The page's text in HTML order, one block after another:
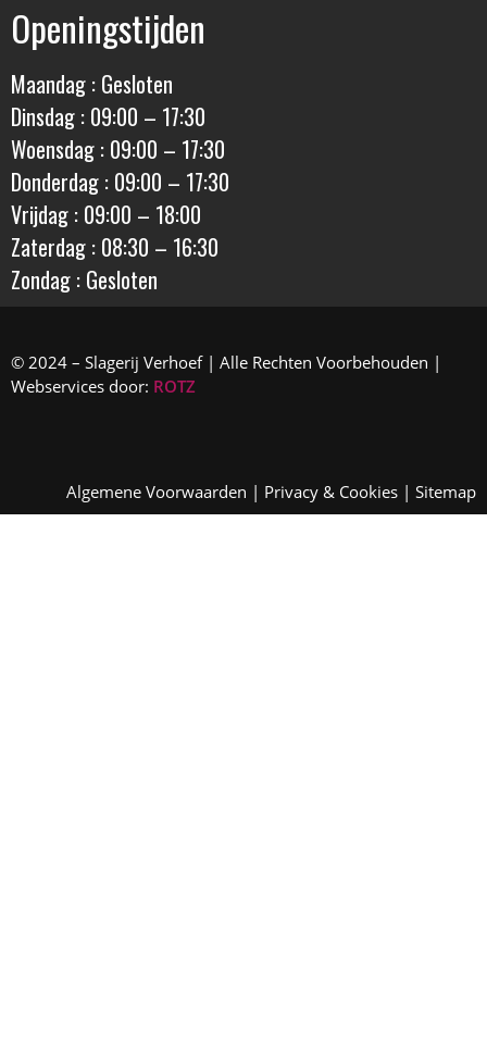
Openingstijden
Maandag : Gesloten
Dinsdag : 09:00 – 17:30
Woensdag : 09:00 – 17:30
Donderdag : 09:00 – 17:30
Vrijdag : 09:00 – 18:00
Zaterdag : 08:30 – 16:30
Zondag : Gesloten
© 2024 – Slagerij Verhoef | Alle Rechten Voorbehouden |
Webservices door: ROTZ
Algemene Voorwaarden | Privacy & Cookies | Sitemap